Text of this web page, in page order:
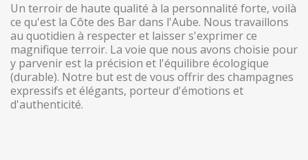
Un terroir de haute qualité à la personnalité forte, voilà
ce qu'est la Côte des Bar dans l'Aube. Nous travaillons
au quotidien à respecter et laisser s'exprimer ce
magnifique terroir. La voie que nous avons choisie pour
y parvenir est la précision et l'équilibre écologique
(durable). Notre but est de vous offrir des champagnes
expressifs et élégants, porteur d'émotions et
d'authenticité.